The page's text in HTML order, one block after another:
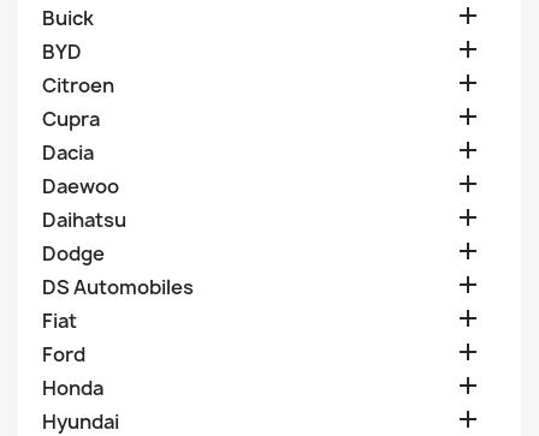
Buick 
BYD 
Citroen 
Cupra 
Dacia 
Daewoo 
Daihatsu 
Dodge 
DS Automobiles 
Fiat 
Ford 
Honda 
Hyundai 